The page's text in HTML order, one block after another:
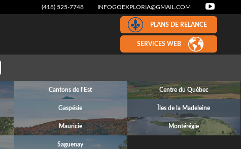
(418) 525-7748 INFOGOEXPLORIA@GMAIL.COM
PLANS DE RELANCE
SERVICES WEB
Cantons de l'Est Centre du Québec
Gaspésie Îles de la Madeleine
Mauricie Montérégie
Saguenay